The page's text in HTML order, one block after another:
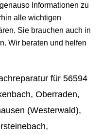
Informationen zu
alle wichtigen
Sie brauchen auch in
Wir beraten und helfen
für 56594
Oberraden,
(Westerwald),